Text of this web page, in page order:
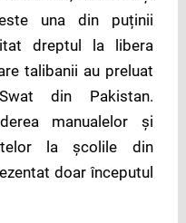
una din puținii
dreptul la libera
talibanii au preluat
din Pakistan.
manualelor și
la școlile din
doar începutul